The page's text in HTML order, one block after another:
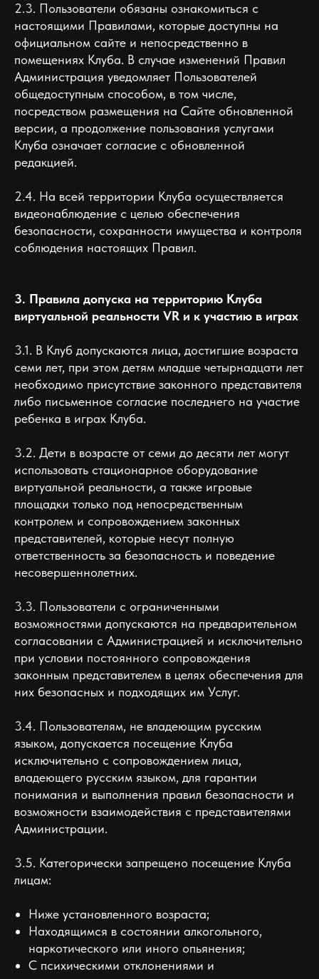
2.3. Пользователи обязаны ознакомиться с
настоящими Правилами, которые доступны на
официальном сайте и непосредственно в
помещениях Клуба. В случае изменений Правил
Администрация уведомляет Пользователей
общедоступным способом, в том числе,
посредством размещения на Сайте обновленной
версии, а продолжение пользования услугами
Клуба означает согласие с обновленной
редакцией.
2.4. На всей территории Клуба осуществляется
видеонаблюдение с целью обеспечения
безопасности, сохранности имущества и контроля
соблюдения настоящих Правил.
3. Правила допуска на территорию Клуба
виртуальной реальности VR и к участию в играх
3.1. В Клуб допускаются лица, достигшие возраста
семи лет, при этом детям младше четырнадцати лет
необходимо присутствие законного представителя
либо письменное согласие последнего на участие
ребенка в играх Клуба.
3.2. Дети в возрасте от семи до десяти лет могут
использовать стационарное оборудование
виртуальной реальности, а также игровые
площадки только под непосредственным
контролем и сопровождением законных
представителей, которые несут полную
ответственность за безопасность и поведение
несовершеннолетних.
3.3. Пользователи с ограниченными
возможностями допускаются на предварительном
согласовании с Администрацией и исключительно
при условии постоянного сопровождения
законным представителем в целях обеспечения для
них безопасных и подходящих им Услуг.
3.4. Пользователям, не владеющим русским
языком, допускается посещение Клуба
исключительно с сопровождением лица,
владеющего русским языком, для гарантии
понимания и выполнения правил безопасности и
возможности взаимодействия с представителями
Администрации.
3.5. Категорически запрещено посещение Клуба
лицам:
Ниже установленного возраста;
Находящимся в состоянии алкогольного,
наркотического или иного опьянения;
С психическими отклонениями и